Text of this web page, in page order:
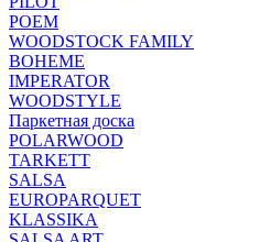
POEM
WOODSTOCK FAMILY
BOHEME
IMPERATOR
WOODSTYLE
Паркетная доска
POLARWOOD
TARKETT
SALSA
EUROPARQUET
KLASSIKA